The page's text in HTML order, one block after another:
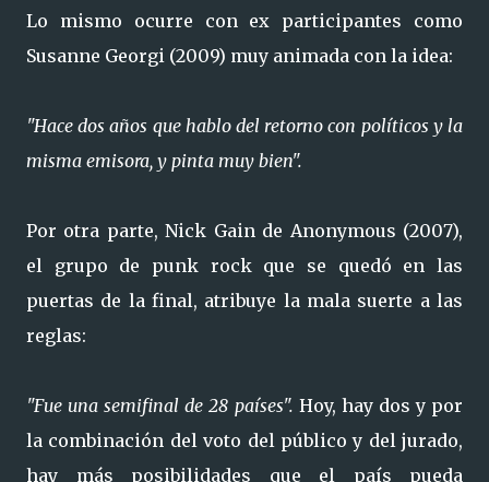
Lo mismo ocurre con ex participantes como
Susanne Georgi (2009) muy animada con la idea:
"Hace dos años que hablo del retorno con políticos y la
misma emisora, y pinta muy bien".
Por otra parte, Nick Gain de Anonymous (2007),
el grupo de punk rock que se quedó en las
puertas de la final, atribuye la mala suerte a las
reglas:
"Fue una semifinal de 28 países". Hoy, hay dos y por
la combinación del voto del público y del jurado,
hay más posibilidades que el país pueda